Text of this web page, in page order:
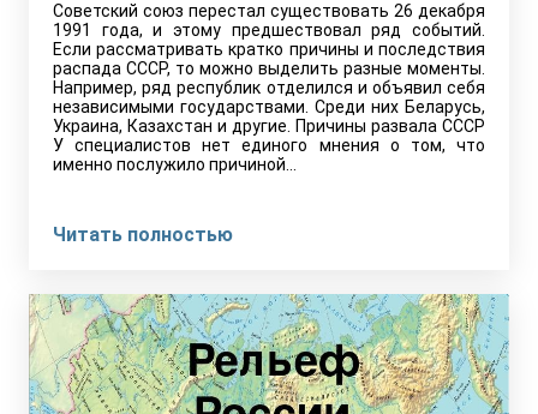
Советский союз перестал существовать 26 декабря
1991 года, и этому предшествовал ряд событий.
Если рассматривать кратко причины и последствия
распада СССР, то можно выделить разные моменты.
Например, ряд республик отделился и объявил себя
независимыми государствами. Среди них Беларусь,
Украина, Казахстан и другие. Причины развала СССР
У специалистов нет единого мнения о том, что
именно послужило причиной…
Читать полностью